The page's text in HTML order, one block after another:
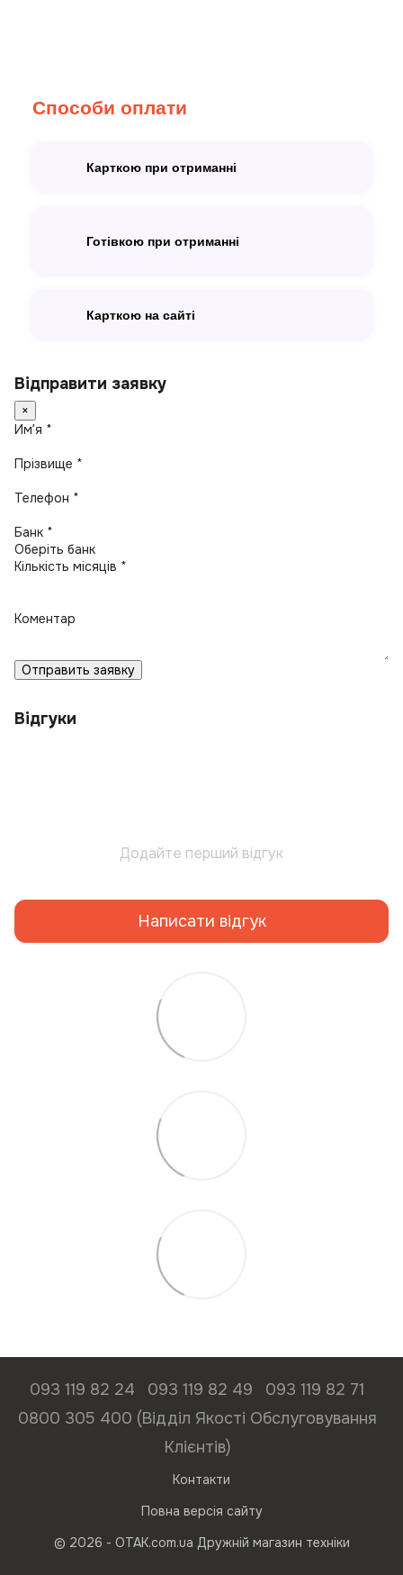
Способи оплати
Карткою при отриманні
Готівкою при отриманні
Карткою на сайті
Відправити заявку
×
Имʼя *
Прізвище *
Телефон *
Банк *
Кількість місяців *
Коментар
Отправить заявку
Відгуки
Додайте перший відгук
Написати відгук
093 119 82 24 093 119 82 49
093 119 82 71
0800 305 400 (Відділ Якості Обслуговування
Клієнтів)
Контакти
Повна версія сайту
© 2026 - ОТАК.com.ua Дружній магазин техніки